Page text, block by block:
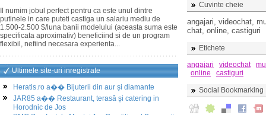
Il numim jobul perfect pentru ca este unul dintre
putinele in care puteti castiga un salariu mediu de
1.500-2.500 $/luna banii modelului (aceasta suma este
specificata aproximativ) beneficiind si de un program
flexibil, nefiind necesara experienta...
Ultimele site-uri inregistrate
Heratis.ro a�� Bijuterii din aur și diamante
JAR85 a�� Restaurant, terasă și catering in
Horodnic de Jos
Cuvinte cheie
angajari, videochat,
chat, online, castiguri
Etichete
angajari
videochat
online
castiguri
Social Bookmarking